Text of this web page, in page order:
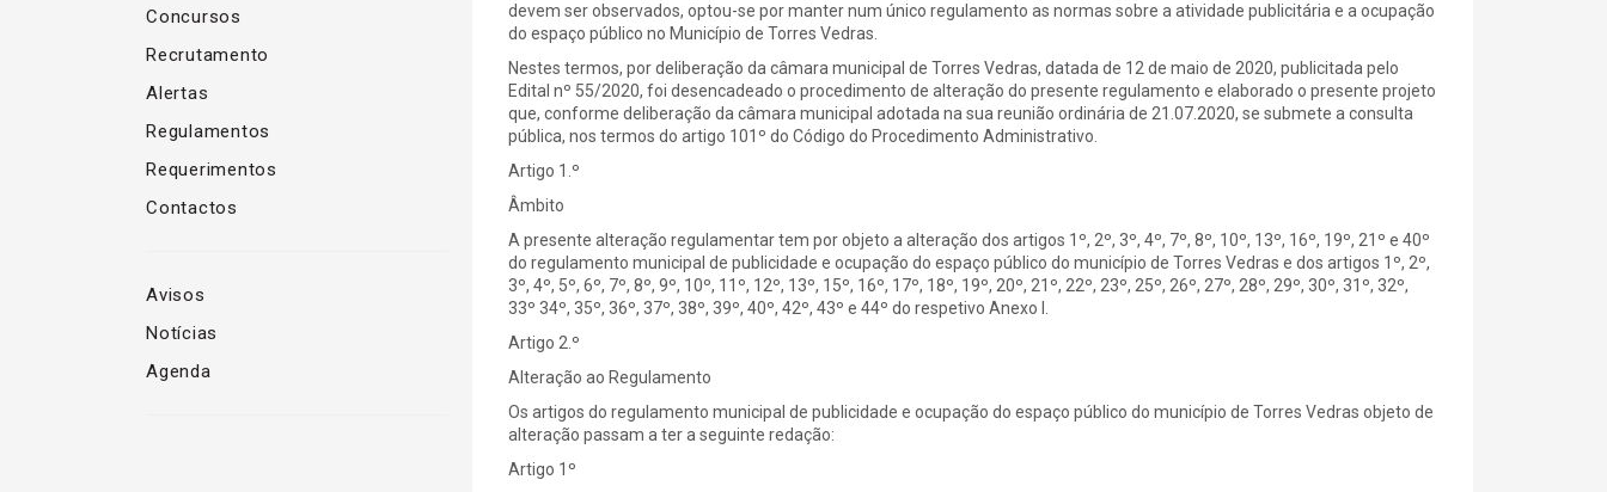
Concursos
Recrutamento
Alertas
Regulamentos
Requerimentos
Contactos
Avisos
Notícias
Agenda
devem ser observados, optou-se por manter num único regulamento as normas sobre a atividade publicitária e a ocupação
do espaço público no Município de Torres Vedras.
Nestes termos, por deliberação da câmara municipal de Torres Vedras, datada de 12 de maio de 2020, publicitada pelo
Edital nº 55/2020, foi desencadeado o procedimento de alteração do presente regulamento e elaborado o presente projeto
que, conforme deliberação da câmara municipal adotada na sua reunião ordinária de 21.07.2020, se submete a consulta
pública, nos termos do artigo 101º do Código do Procedimento Administrativo.
Artigo 1.º
Âmbito
A presente alteração regulamentar tem por objeto a alteração dos artigos 1º, 2º, 3º, 4º, 7º, 8º, 10º, 13º, 16º, 19º, 21º e 40º
do regulamento municipal de publicidade e ocupação do espaço público do município de Torres Vedras e dos artigos 1º, 2º,
3º, 4º, 5º, 6º, 7º, 8º, 9º, 10º, 11º, 12º, 13º, 15º, 16º, 17º, 18º, 19º, 20º, 21º, 22º, 23º, 25º, 26º, 27º, 28º, 29º, 30º, 31º, 32º,
33º 34º, 35º, 36º, 37º, 38º, 39º, 40º, 42º, 43º e 44º do respetivo Anexo I.
Artigo 2.º
Alteração ao Regulamento
Os artigos do regulamento municipal de publicidade e ocupação do espaço público do município de Torres Vedras objeto de
alteração passam a ter a seguinte redação:
Artigo 1º